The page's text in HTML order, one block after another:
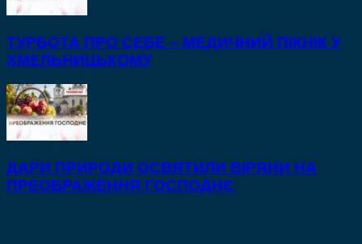
ТУРБОТА ПРО СЕБЕ – МЕДИЧНИЙ ПІКНІК У
ХМЕЛЬНИЦЬКОМУ
ДАРИ ПРИРОДИ ОСВЯТИЛИ ВІРЯНИ НА
ПРЕОБРАЖЕННЯ ГОСПОДНЄ